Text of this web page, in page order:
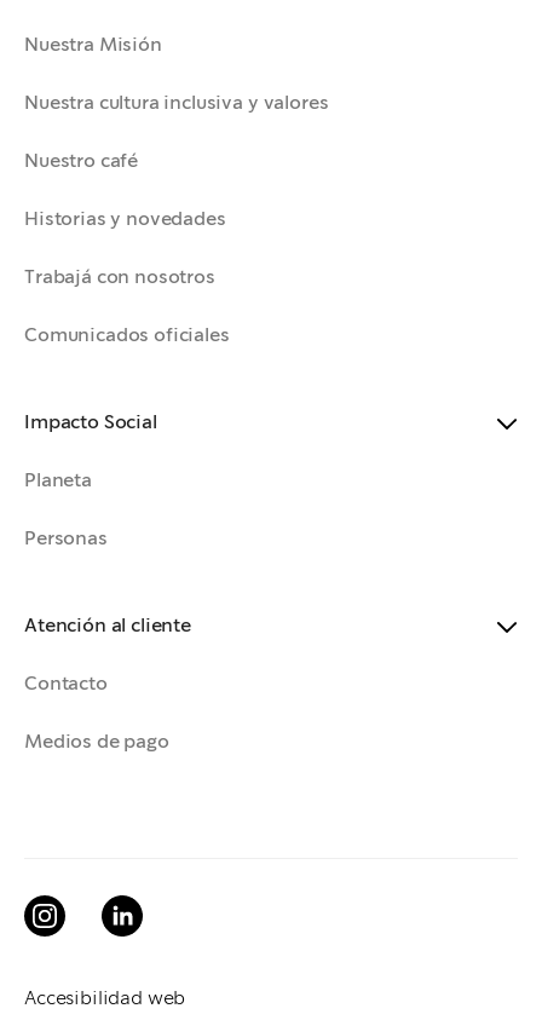
Nuestra Misión
Nuestra cultura inclusiva y valores
Nuestro café
Historias y novedades
Trabajá con nosotros
Comunicados oficiales
Impacto Social
Planeta
Personas
Atención al cliente
Contacto
Medios de pago
Accesibilidad web